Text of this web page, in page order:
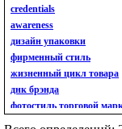
анализ ситуационный
анализ экспертный
индивидуальный
анкета
ассортимент
ассортимент товарный.
планирование товарного
ассортимента
ассортимент. глубина
credentials
awareness
дизайн упаковки
фирменный стиль
жизненный цикл товара
днк брэнда
фотостиль торговой
линейки продукции